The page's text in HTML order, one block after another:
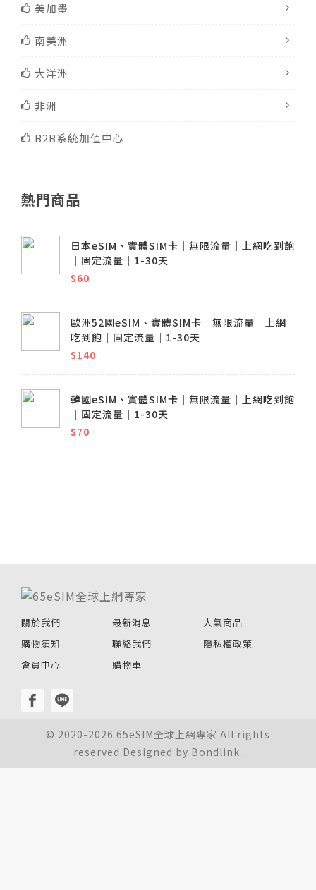
美加墨
南美洲
大洋洲
非洲
B2B系統加值中心
熱門商品
日本eSIM、實體SIM卡│無限流量│上網吃到飽
│固定流量│1-30天
$60
歐洲52國eSIM、實體SIM卡│無限流量│上網
吃到飽│固定流量│1-30天
$140
韓國eSIM、實體SIM卡│無限流量│上網吃到飽
│固定流量│1-30天
$70
關於我們 最新消息
人氣商品
購物須知
聯絡我們
隱私權政策
會員中心
購物車
© 2020-2026 65eSIM全球上網專家 All rights
reserved.Designed by Bondlink.